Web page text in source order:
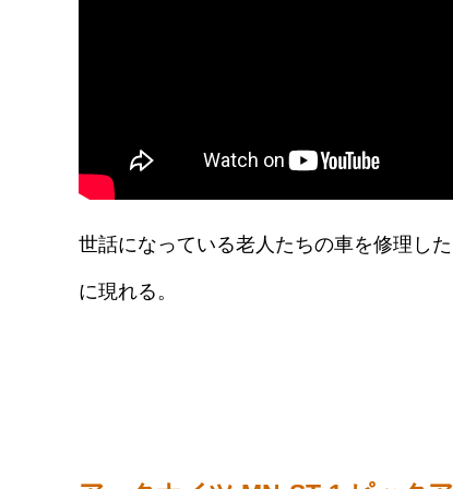
世話になっている老人たちの車を修理し
に現れる。